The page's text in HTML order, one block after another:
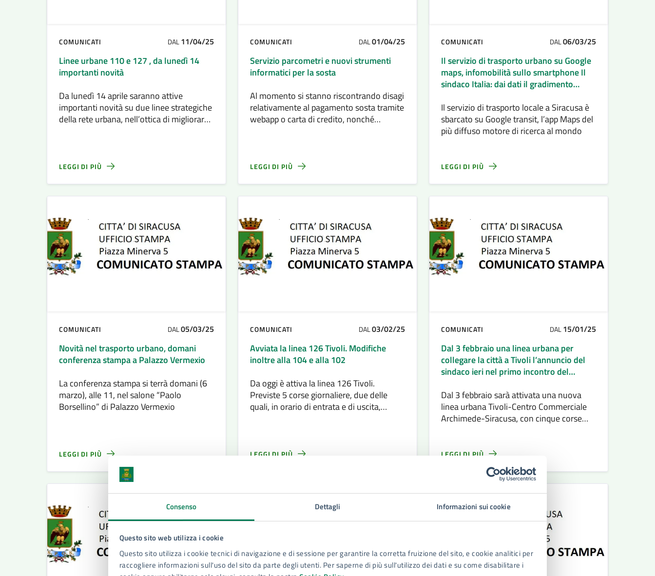
Consenso Dettagli Informazioni sui cookie
Questo sito web utilizza i cookie
Questo sito utilizza i cookie tecnici di navigazione e di sessione per garantire la corretta fruizione del sito, e cookie analitici per
raccogliere informazioni sull'uso del sito da parte degli utenti. Per saperne di più sull'utilizzo dei dati e su come disabilitare i
COMUNICATI DAL11/04/25
Linee urbane 110 e 127 , da lunedì 14
importanti novità
Da lunedì 14 aprile saranno attive
importanti novità su due linee strategiche
della rete urbana, nell’ottica di migliorare
LEGGI DI PIÙ
COMUNICATI DAL01/04/25
Servizio parcometri e nuovi strumenti
informatici per la sosta
Al momento si stanno riscontrando disagi
relativamente al pagamento sosta tramite
webapp o carta di credito, nonché
prontamente risolte.
LEGGI DI PIÙ
COMUNICATI DAL06/03/25
Il servizio di trasporto urbano su Google
maps, infomobilità sullo smartphone Il
sindaco Italia: dai dati il gradimento
Il servizio di trasporto locale a Siracusa è
sbarcato su Google transit, l’app Maps del
più diffuso motore di ricerca al mondo
LEGGI DI PIÙ
COMUNICATI DAL05/03/25
Novità nel trasporto urbano, domani
conferenza stampa a Palazzo Vermexio
La conferenza stampa si terrà domani (6
marzo), alle 11, nel salone “Paolo
Borsellino” di Palazzo Vermexio
LEGGI DI PIÙ
COMUNICATI DAL03/02/25
Avviata la linea 126 Tivoli. Modifiche
inoltre alla 104 e alla 102
Da oggi è attiva la linea 126 Tivoli.
Previste 5 corse giornaliere, due delle
quali, in orario di entrata e di uscita,
LEGGI DI PIÙ
COMUNICATI DAL15/01/25
Dal 3 febbraio una linea urbana per
collegare la città a Tivoli l’annuncio del
sindaco ieri nel primo incontro del
Dal 3 febbraio sarà attivata una nuova
linea urbana Tivoli-Centro Commerciale
Archimede-Siracusa, con cinque corse
LEGGI DI PIÙ